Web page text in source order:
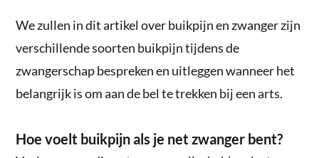
We zullen in dit artikel over buikpijn en zwanger zijn
verschillende soorten buikpijn tijdens de
zwangerschap bespreken en uitleggen wanneer het
belangrijk is om aan de bel te trekken bij een arts.
Hoe voelt buikpijn als je net zwanger bent?